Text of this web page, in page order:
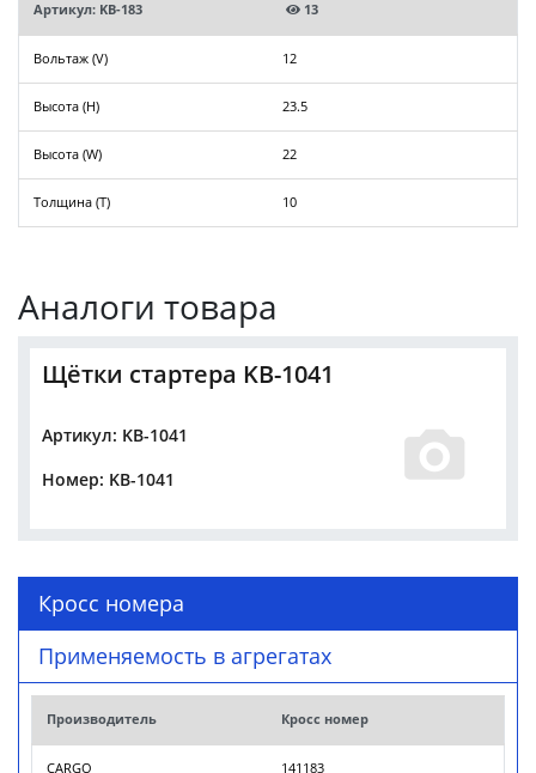
Артикул: KB-183 13
Вольтаж (V) 12
Высота (H) 23.5
Высота (W) 22
Толщина (T) 10
Аналоги товара
Щётки стартера KB-1041
Артикул: KB-1041
Номер: KB-1041
Кросс номера
Применяемость в агрегатах
Производитель Кросс номер
CARGO 141183